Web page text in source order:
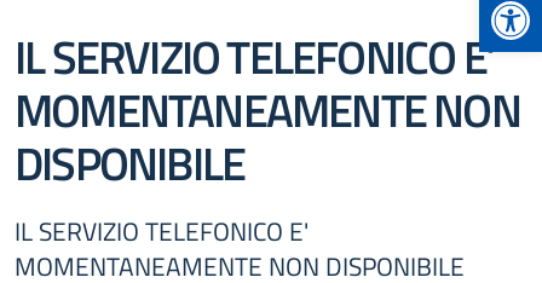
IL SERVIZIO TELEFONICO E’
MOMENTANEAMENTE NON
DISPONIBILE
IL SERVIZIO TELEFONICO E'
MOMENTANEAMENTE NON DISPONIBILE